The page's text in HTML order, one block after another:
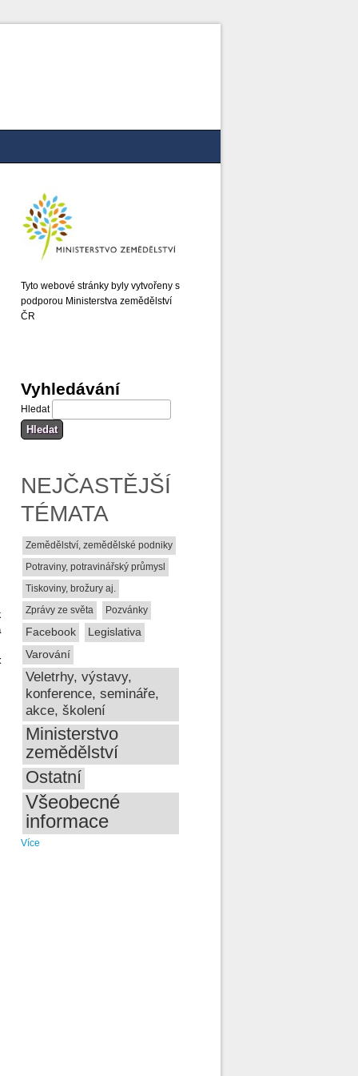
Tyto webové stránky byly vytvořeny s
podporou Ministerstva zemědělství
ČR
Vyhledávání
Hledat
NEJČASTĚJŠÍ
TÉMATA
Zemědělství, zemědělské podniky
Potraviny, potravinářský průmysl
Tiskoviny, brožury aj.
Zprávy ze světa
Pozvánky
Facebook
Legislativa
Varování
Veletrhy, výstavy,
konference, semináře,
akce, školení
Ministerstvo
zemědělství
Ostatní
Všeobecné
informace
Více